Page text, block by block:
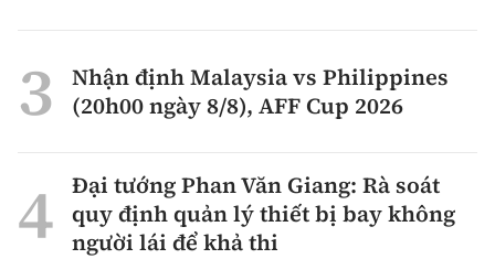
Nhận định Malaysia vs Philippines
(20h00 ngày 8/8), AFF Cup 2026
Đại tướng Phan Văn Giang: Rà soát
quy định quản lý thiết bị bay không
người lái để khả thi